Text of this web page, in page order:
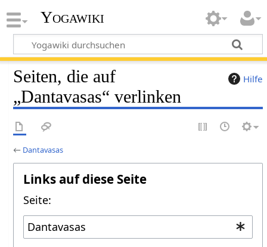
Yogawiki
Hilfe
Seiten, die auf
„Dantavasas“ verlinken
← Dantavasas
Links auf diese Seite
Seite: